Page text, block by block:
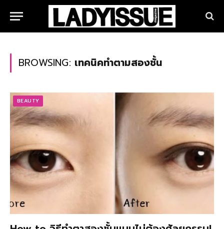
BROWSING: เทคนิคทำตามสองชั้น
BEAUTY